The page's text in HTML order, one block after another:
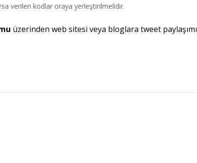
verilen kodlar oraya yerleştirilmelidir.
üzerinden web sitesi veya bloglara tweet paylaşımı